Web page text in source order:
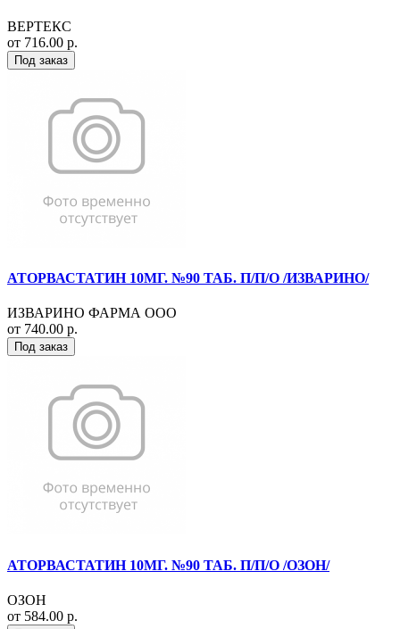
ВЕРТЕКС
от 716.00 р.
Под заказ
АТОРВАСТАТИН 10МГ. №90 ТАБ. П/П/О /ИЗВАРИНО/
ИЗВАРИНО ФАРМА ООО
от 740.00 р.
Под заказ
АТОРВАСТАТИН 10МГ. №90 ТАБ. П/П/О /ОЗОН/
ОЗОН
от 584.00 р.